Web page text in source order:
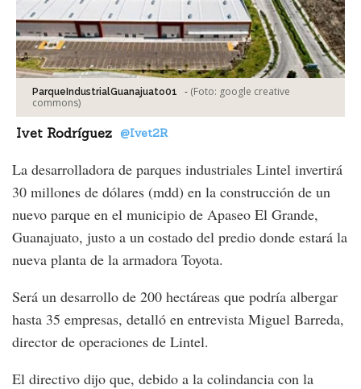
ParqueIndustrialGuanajuato01 - (Foto: google creative
commons)
Ivet Rodríguez @Ivet2R
La desarrolladora de parques industriales Lintel invertirá
30 millones de dólares (mdd) en la construcción de un
nuevo parque en el municipio de Apaseo El Grande,
Guanajuato, justo a un costado del predio donde estará la
nueva planta de la armadora Toyota.
Será un desarrollo de 200 hectáreas que podría albergar
hasta 35 empresas, detalló en entrevista Miguel Barreda,
director de operaciones de Lintel.
El directivo dijo que, debido a la colindancia con la